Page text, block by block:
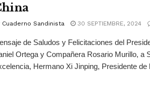
Cuaderno Sandinista 30 SEPTIEMBRE, 2024
de Saludos y Felicitaciones del
Ortega y Compañera Rosario Murillo, a
Hermano Xi Jinping, Presidente de